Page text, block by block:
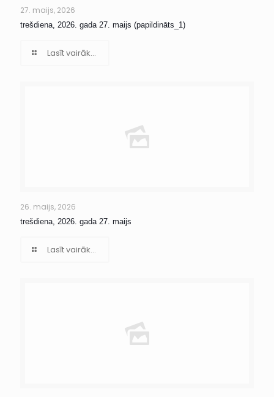
27. maijs, 2026
trešdiena, 2026. gada 27. maijs (papildināts_1)
Lasīt vairāk...
26. maijs, 2026
trešdiena, 2026. gada 27. maijs
Lasīt vairāk...